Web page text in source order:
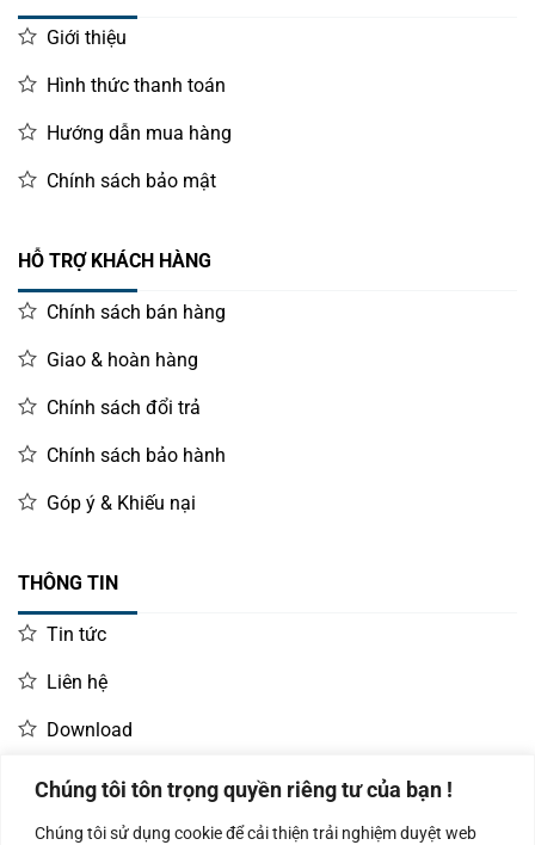
Chúng tôi tôn trọng quyền riêng tư của bạn !
Chúng tôi sử dụng cookie để cải thiện trải nghiệm duyệt web
Giới thiệu
Hình thức thanh toán
Hướng dẫn mua hàng
Chính sách bảo mật
HỖ TRỢ KHÁCH HÀNG
Chính sách bán hàng
Giao & hoàn hàng
Chính sách đổi trả
Chính sách bảo hành
Góp ý & Khiếu nại
THÔNG TIN
Tin tức
Liên hệ
Download
LIÊN HỆ MUA HÀNG